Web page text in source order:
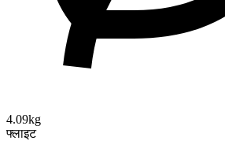
4.09kg
फ्लाइट